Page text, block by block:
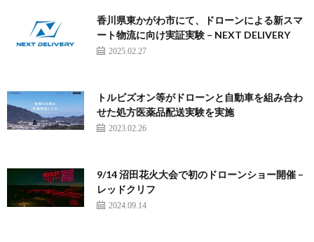
香川県東かがわ市にて、ドローンによる新スマ
ート物流に向け実証実験 – NEXT DELIVERY
2025.02.27
トルビズオン等がドローンと自動車を組み合わ
せた処方医薬品配送実験を実施
2023.02.26
9/14 沼田花火大会で初のドローンショー開催 –
レッドクリフ
2024.09.14